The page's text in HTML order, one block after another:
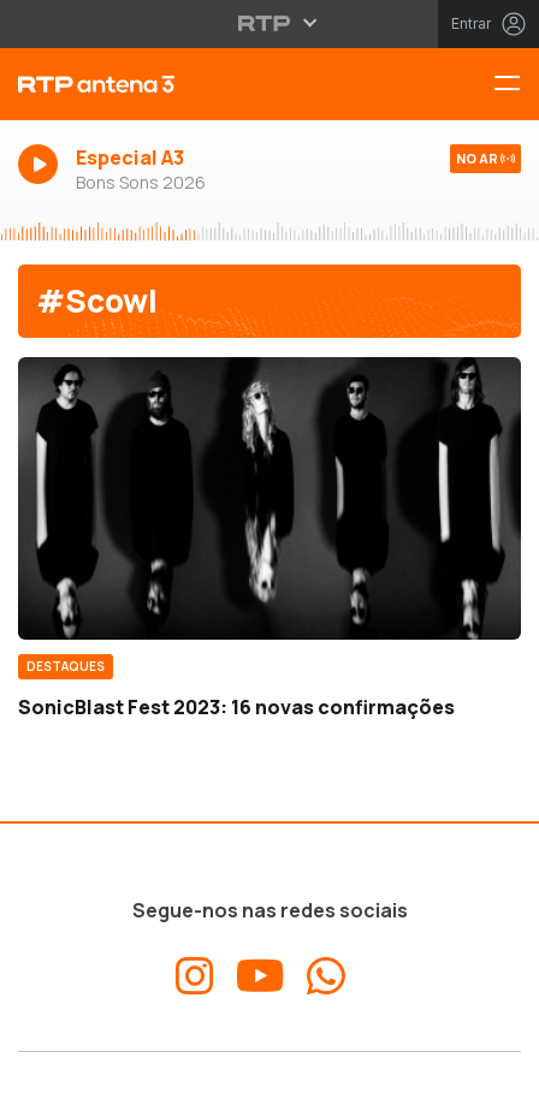
Entrar
Especial A3
Bons Sons 2026
NO AR
#Scowl
DESTAQUES
SonicBlast Fest 2023: 16 novas confirmações
Segue-nos nas redes sociais